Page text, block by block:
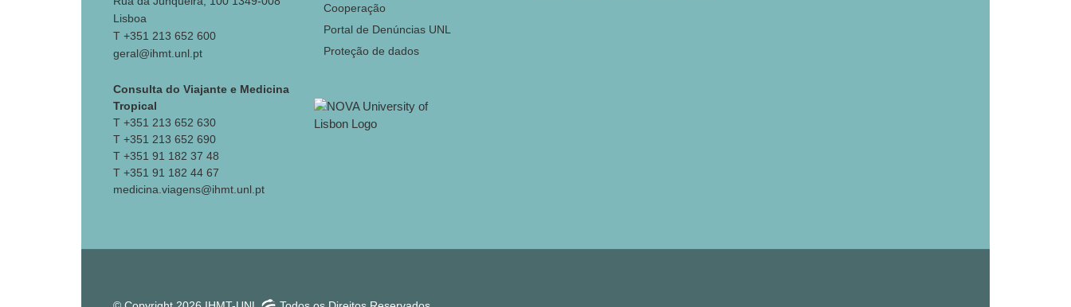
Lisboa
T +351 213 652 600
geral@ihmt.unl.pt
Consulta do Viajante e Medicina
Tropical
T +351 213 652 630
T +351 213 652 690
T +351 91 182 37 48
T +351 91 182 44 67
medicina.viagens@ihmt.unl.pt
Cooperação
Portal de Denúncias UNL
Proteção de dados